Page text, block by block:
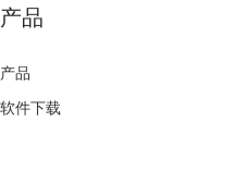
产品
产品
软件下载